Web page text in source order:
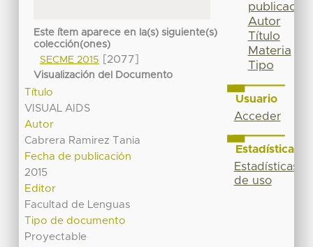
Este ítem aparece en la(s) siguiente(s)
colección(ones)
SECME 2015
[2077]
Visualización del Documento
Título
VISUAL AIDS
Autor
Cabrera Ramirez Tania
Fecha de publicación
2015
Editor
Facultad de Lenguas
Tipo de documento
Proyectable
publicación
Autor
Título
Materia
Tipo
Usuario
Acceder
Estadísticas
Estadísticas
de uso